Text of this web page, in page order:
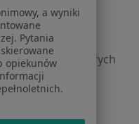
pacjentów
których
a wyniki
Pytania
opiekunów